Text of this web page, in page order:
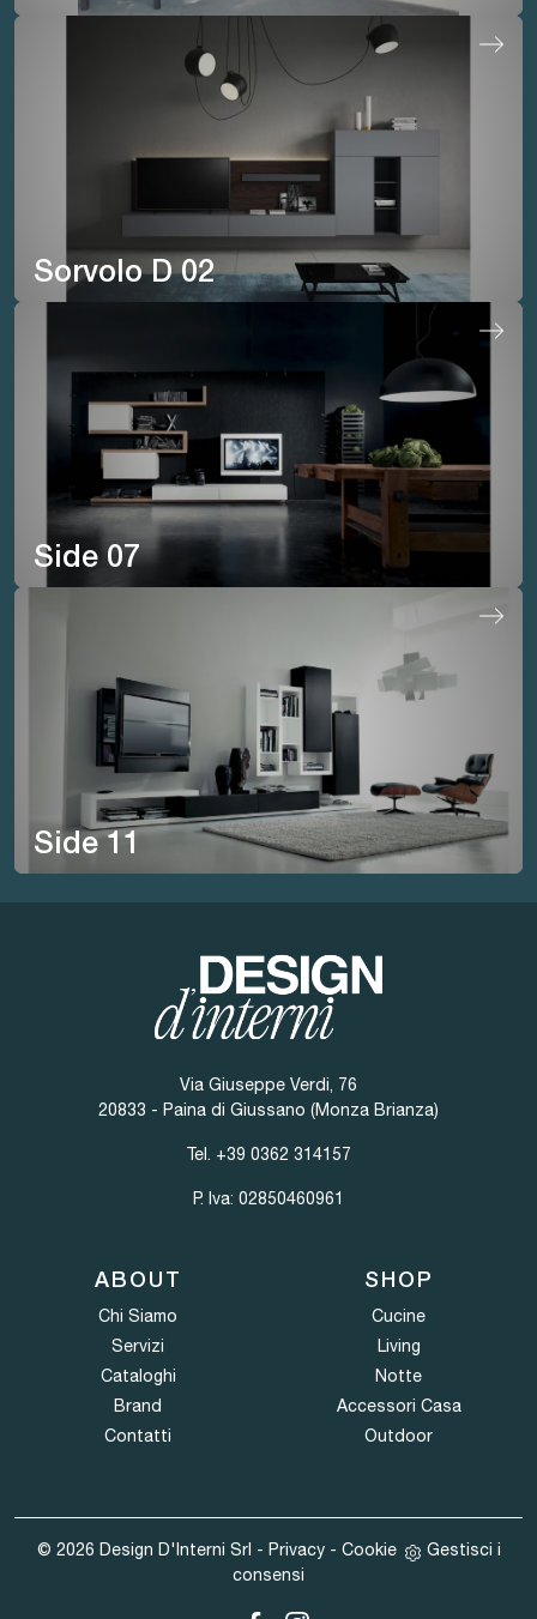
Sorvolo D 02
Side 07
Side 11
Via Giuseppe Verdi, 76
20833 - Paina di Giussano (Monza Brianza)
Tel. +39 0362 314157
P. Iva: 02850460961
ABOUT
Chi Siamo
Servizi
Cataloghi
Brand
Contatti
SHOP
Cucine
Living
Notte
Accessori Casa
Outdoor
© 2026 Design D'Interni Srl - Privacy- Cookie
Gestisci i
consensi